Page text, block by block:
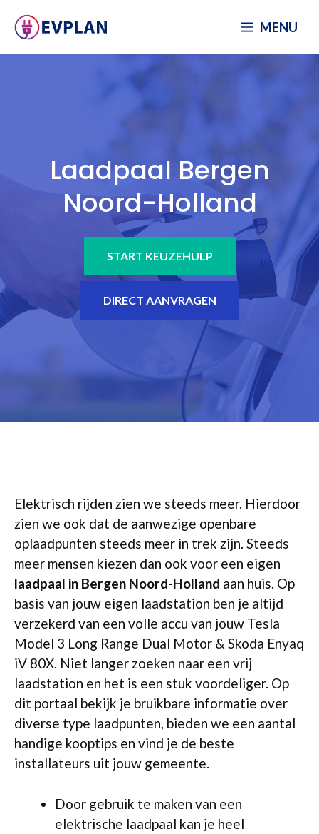
naar
MENU
Laadpaal Bergen
Noord-Holland
START KEUZEHULP
DIRECT AANVRAGEN
Elektrisch rijden zien we steeds meer. Hierdoor
zien we ook dat de aanwezige openbare
oplaadpunten steeds meer in trek zijn. Steeds
meer mensen kiezen dan ook voor een eigen
laadpaal in Bergen Noord-Holland aan huis. Op
basis van jouw eigen laadstation ben je altijd
verzekerd van een volle accu van jouw Tesla
Model 3 Long Range Dual Motor & Skoda Enyaq
iV 80X. Niet langer zoeken naar een vrij
laadstation en het is een stuk voordeliger. Op
dit portaal bekijk je bruikbare informatie over
diverse type laadpunten, bieden we een aantal
handige kooptips en vind je de beste
installateurs uit jouw gemeente.
Door gebruik te maken van een
elektrische laadpaal kan je heel